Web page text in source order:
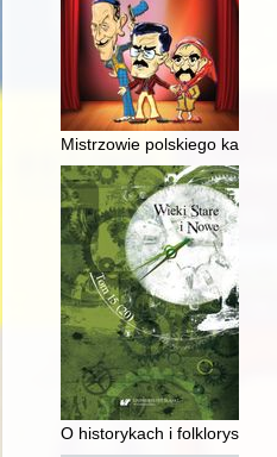
Mistrzowie polskiego kabaretu
O historykach i